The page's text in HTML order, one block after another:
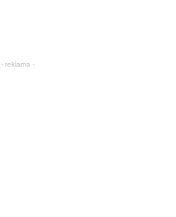
- reklama -